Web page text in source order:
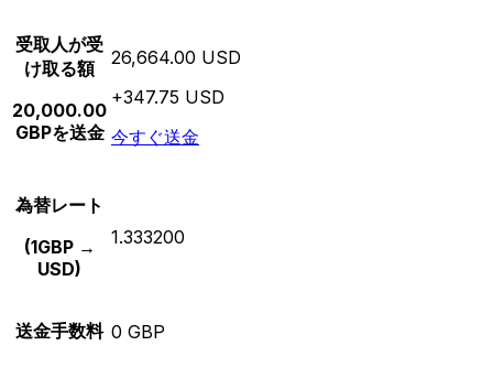
受取人が受
け取る額
20,000.00
GBPを送金
26,664.00 USD
+347.75 USD
今すぐ送金
為替レート
(1GBP →
USD)
1.333200
送金手数料 0 GBP